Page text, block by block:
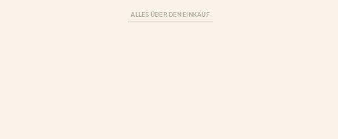
ALLES ÜBER DEN EINKAUF